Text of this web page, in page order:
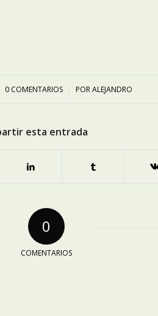
0 COMENTARIOS
/ PORALEJANDRO
esta entrada
0
COMENTARIOS